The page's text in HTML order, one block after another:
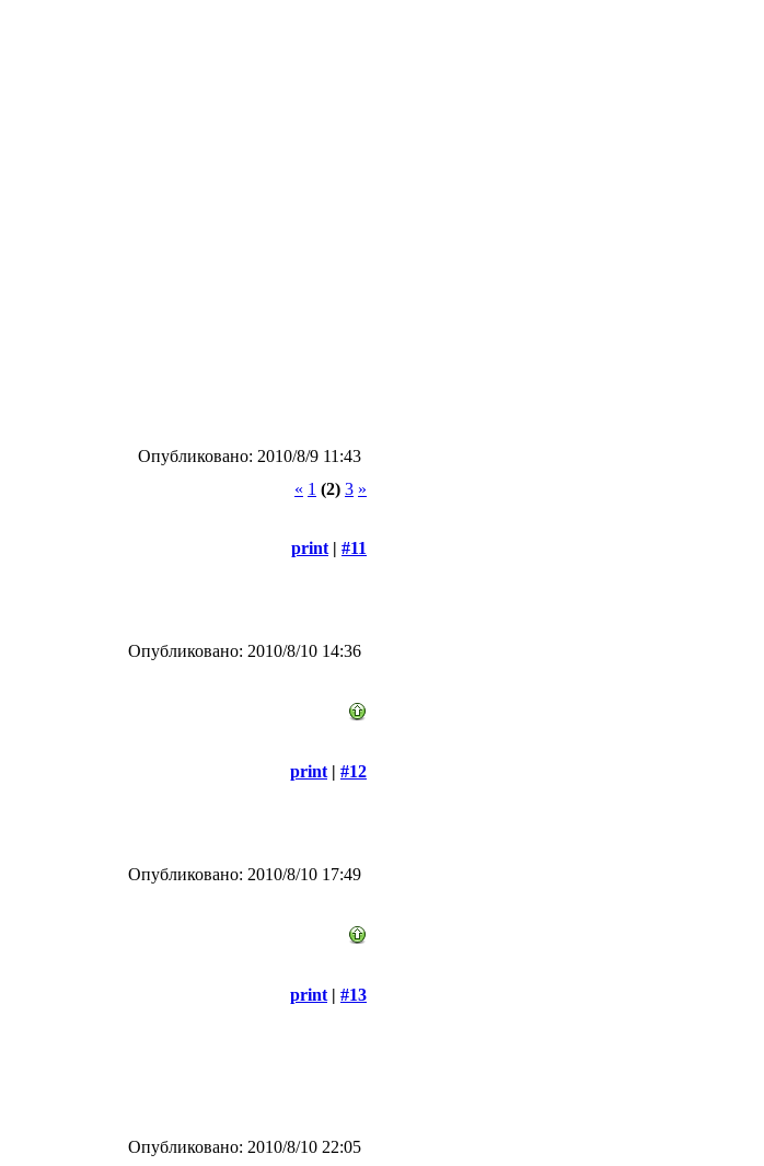
Опубликовано: 2010/8/9 11:43
« 1 (2) 3 »
print | #11
Опубликовано: 2010/8/10 14:36
print | #12
Опубликовано: 2010/8/10 17:49
print | #13
Опубликовано: 2010/8/10 22:05